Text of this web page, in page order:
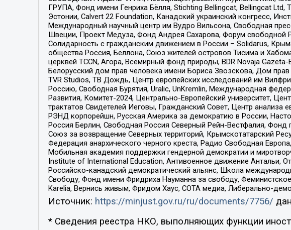
ГРУПА, Фонд имени Генриха Бёлля, Stichting Bellingcat, Bellingcat
Эстонии, Calvert 22 Foundation, Канадский украинский конгресс,
Международный научный центр им Вудро Вильсона, Свободная
Швеции, Проект Медуза, Фонд Андрея Сахарова, Форум свободной
Солидарность с гражданским движением в России – Solidarus,
общества Россия, Беллона, Союз жителей островов Тисима и
церквей TCCN, Агора, Всемирный фонд природы, BDR Novaja
Белорусский дом прав человека имени Бориса Звозскова, Дом
TVR Studios, ТВ Дождь, Центр европейских исследований им
Россию, Свободная Бурятия, Uralic, UnKremlin, Международная
Развития, Комитет-2024, Центрально-Европейский университет,
трактатов Свидетелей Иеговы, Гражданский Совет, Центр анализа
РЭНД корпорейшн, Русская Америка за демократию в России,
Россия Берлин, Свободная Россия Северный Рейн-Вестфалия,
Союз за возвращение Северных территорий, Крымскотатарский
Федерация анархического черного креста, Радио Свободная
Мобильная академия поддержки гендерной демократии и
Institute of International Education, Антивоенное движение Антальи,
Российско-канадский демократический альянс, Школа
Свободу, Фонд имени Фридриха Науманна за свободу,
Karelia, Вернись живым, Фридом Хаус, СОТА медиа, Либерально-
Источник: https://minjust.gov.ru/ru/documents/7756/
* Сведения реестра НКО, выполняющих функции